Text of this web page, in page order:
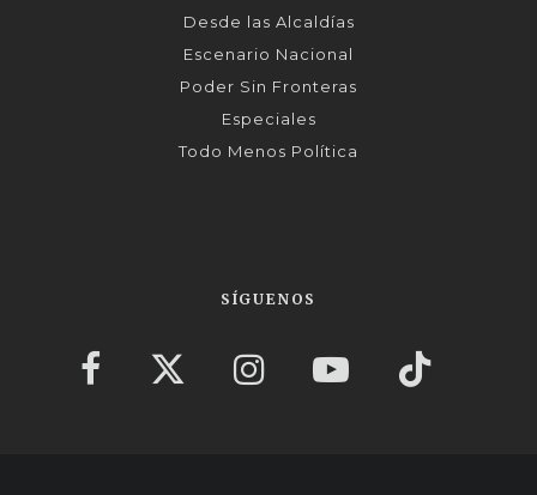
Desde las Alcaldías
Escenario Nacional
Poder Sin Fronteras
Especiales
Todo Menos Política
SÍGUENOS